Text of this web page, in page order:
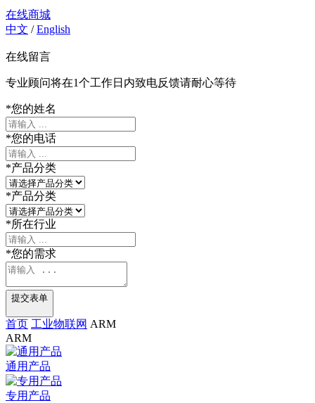
在线商城
中文 /English
在线留言
专业顾问将在1个工作日内致电反馈请耐心等待
*您的姓名
*您的电话
*产品分类
*产品分类
*所在行业
*您的需求
提交表单
首页 工业物联网 ARM
ARM
通用产品
专用产品